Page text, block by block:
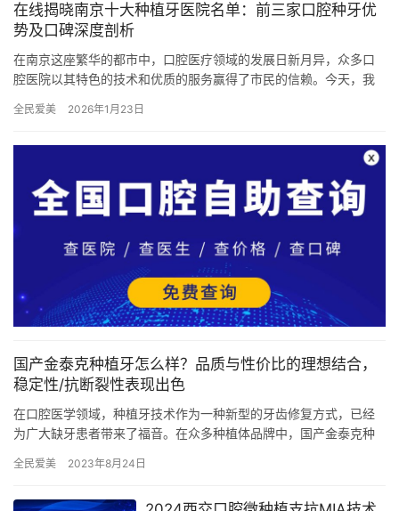
在线揭晓南京十大种植牙医院名单：前三家口腔种牙优
势及口碑深度剖析
在南京这座繁华的都市中，口腔医疗领域的发展日新月异，众多口
腔医院以其特色的技术和优质的服务赢得了市民的信赖。今天，我
腔、南京…
全民爱美 2026年1月23日
国产金泰克种植牙怎么样？品质与性价比的理想结合，
稳定性/抗断裂性表现出色
在口腔医学领域，种植牙技术作为一种新型的牙齿修复方式，已经
为广大缺牙患者带来了福音。在众多种植体品牌中，国产金泰克种
崭露头…
全民爱美 2023年8月24日